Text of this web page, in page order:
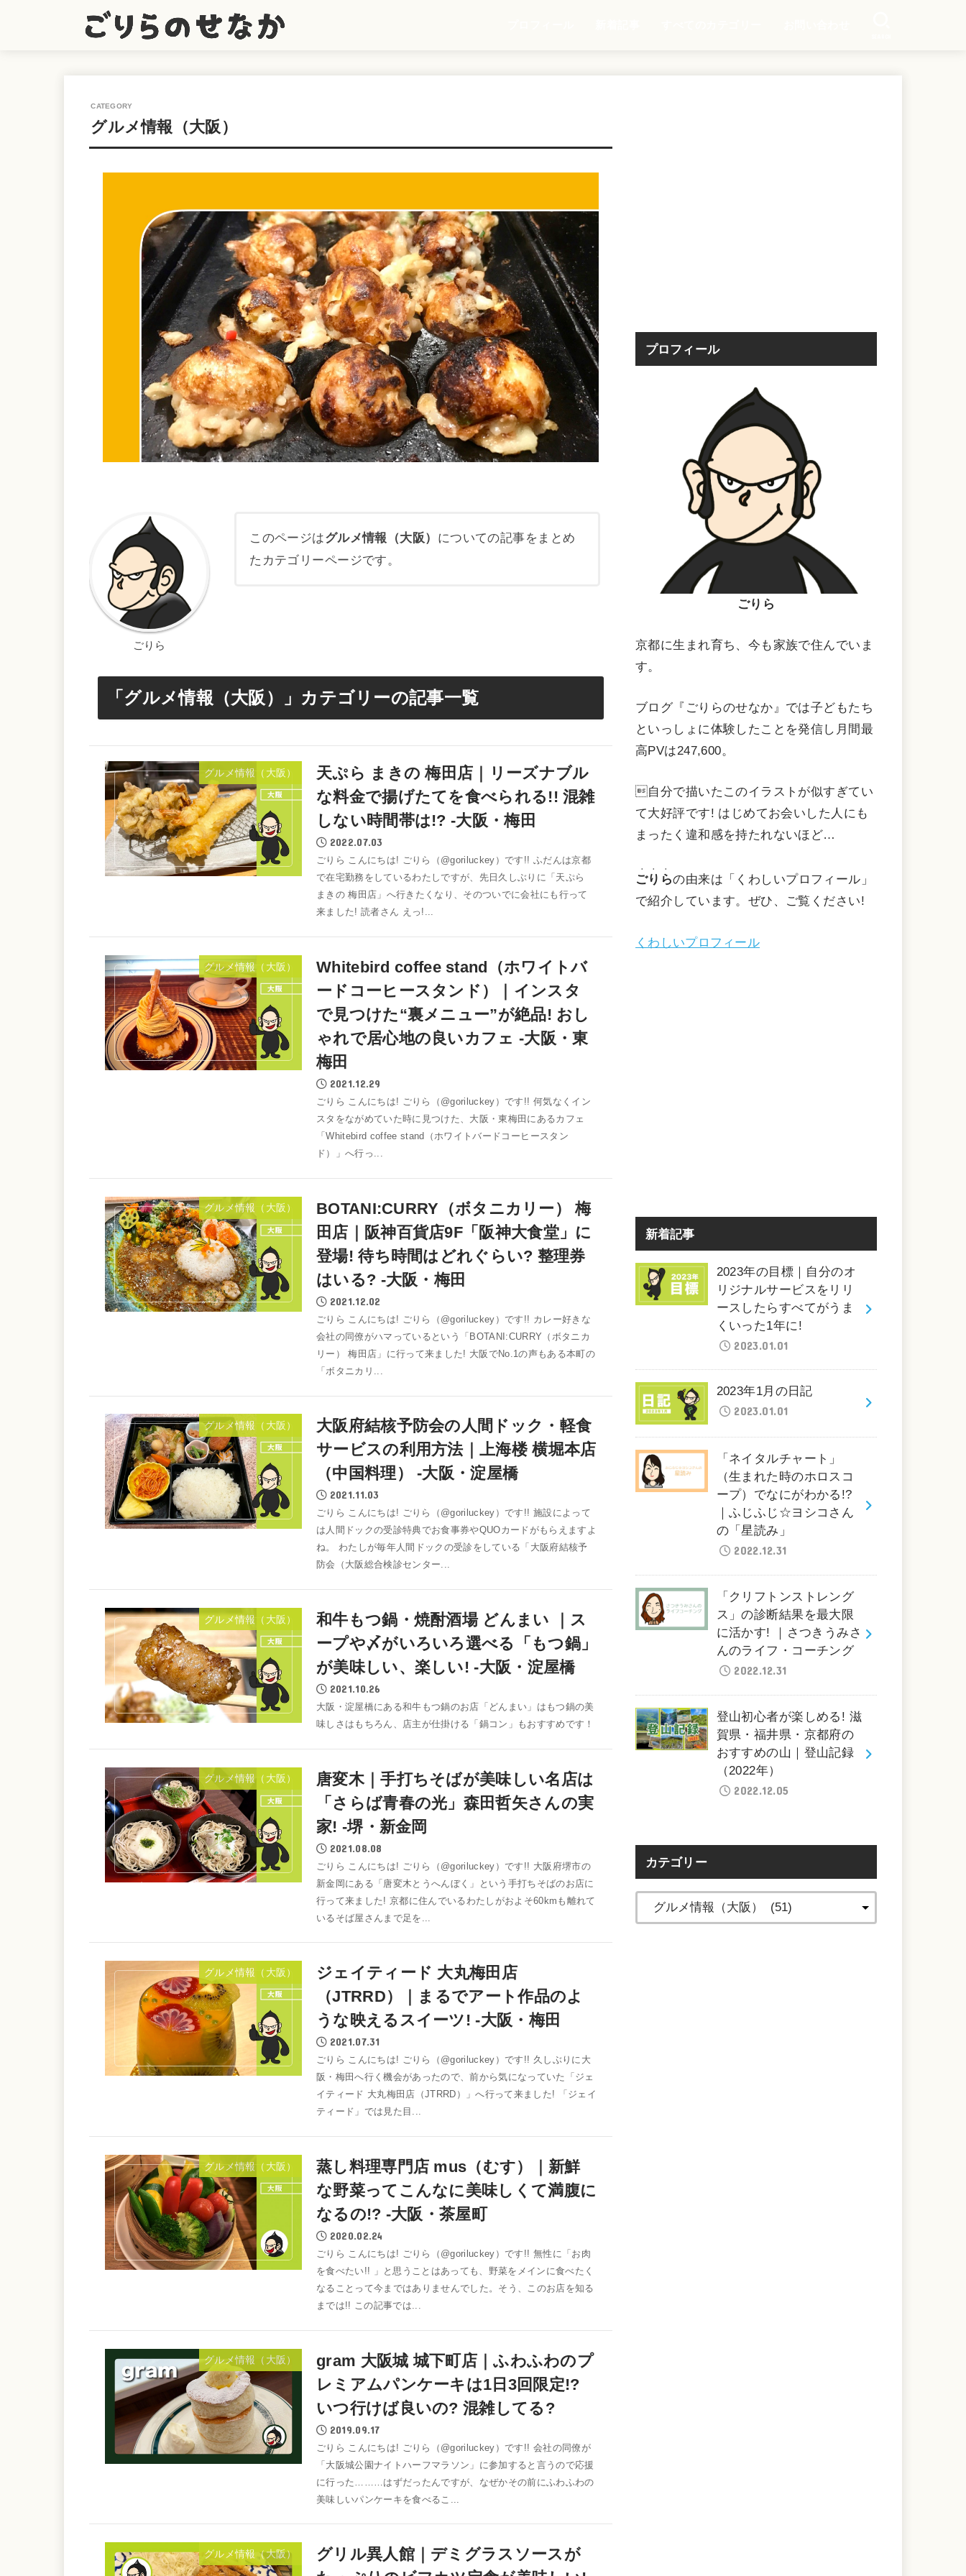
グルメ情報（大阪）
ごりら
このページはグルメ情報（大阪） についての記事をまとめ
たカテゴリーページです。
「グルメ情報（大阪）」カテゴリーの記事一覧
グルメ情報（大阪）
天ぷら まきの 梅田店｜リーズナブル
な料金で揚げたてを食べられる!! 混雑
しない時間帯は!? -大阪・梅田
2022.07.03
ごりら こんにちは! ごりら（@goriluckey）です!! ふだんは京都
で在宅勤務をしているわたしですが、先日久しぶりに「天ぷら
まきの 梅田店」へ行きたくなり、そのついでに会社にも行って
来ました! 読者さん えっ!...
グルメ情報（大阪）
Whitebird coffee stand（ホワイトバ
ードコーヒースタンド）｜インスタ
で見つけた“裏メニュー”が絶品! おし
ゃれで居心地の良いカフェ -大阪・東
梅田
2021.12.29
ごりら こんにちは! ごりら（@goriluckey）です!! 何気なくイン
スタをながめていた時に見つけた、大阪・東梅田にあるカフェ
「Whitebird coffee stand（ホワイトバードコーヒースタン
ド）」へ行っ...
グルメ情報（大阪）
BOTANI:CURRY（ボタニカリー） 梅
田店｜阪神百貨店9F「阪神大食堂」に
登場! 待ち時間はどれぐらい? 整理券
はいる? -大阪・梅田
2021.12.02
ごりら こんにちは! ごりら（@goriluckey）です!! カレー好きな
会社の同僚がハマっているという「BOTANI:CURRY（ボタニカ
リー） 梅田店」に行って来ました! 大阪でNo.1の声もある本町の
「ボタニカリ...
グルメ情報（大阪）
大阪府結核予防会の人間ドック・軽食
サービスの利用方法｜上海楼 横堀本店
（中国料理） -大阪・淀屋橋
2021.11.03
ごりら こんにちは! ごりら（@goriluckey）です!! 施設によって
は人間ドックの受診特典でお食事券やQUOカードがもらえますよ
ね。 わたしが毎年人間ドックの受診をしている「大阪府結核予
防会（大阪総合検診センター...
グルメ情報（大阪）
和牛もつ鍋・焼酎酒場 どんまい ｜ス
ープや〆がいろいろ選べる「もつ鍋」
が美味しい、楽しい! -大阪・淀屋橋
2021.10.26
大阪・淀屋橋にある和牛もつ鍋のお店「どんまい」はもつ鍋の美
味しさはもちろん、店主が仕掛ける「鍋コン」もおすすめです！
グルメ情報（大阪）
唐変木｜手打ちそばが美味しい名店は
「さらば青春の光」森田哲矢さんの実
家! -堺・新金岡
2021.08.08
ごりら こんにちは! ごりら（@goriluckey）です!! 大阪府堺市の
新金岡にある「唐変木とうへんぼく」という手打ちそばのお店に
行って来ました! 京都に住んでいるわたしがおよそ60kmも離れて
いるそば屋さんまで足を...
グルメ情報（大阪）
ジェイティード 大丸梅田店
（JTRRD）｜まるでアート作品のよ
うな映えるスイーツ! -大阪・梅田
2021.07.31
ごりら こんにちは! ごりら（@goriluckey）です!! 久しぶりに大
阪・梅田へ行く機会があったので、前から気になっていた「ジェ
イティード 大丸梅田店（JTRRD）」へ行って来ました! 「ジェイ
ティード」では見た目...
グルメ情報（大阪）
蒸し料理専門店 mus（むす）｜新鮮
な野菜ってこんなに美味しくて満腹に
なるの!? -大阪・茶屋町
2020.02.24
ごりら こんにちは! ごりら（@goriluckey）です!! 無性に「お肉
を食べたい!! 」と思うことはあっても、野菜をメインに食べたく
なることって今まではありませんでした。そう、このお店を知る
までは!! この記事では...
グルメ情報（大阪）
gram 大阪城 城下町店｜ふわふわのプ
レミアムパンケーキは1日3回限定!?
いつ行けば良いの? 混雑してる?
2019.09.17
ごりら こんにちは! ごりら（@goriluckey）です!! 会社の同僚が
「大阪城公園ナイトハーフマラソン」に参加すると言うので応援
に行った………はずだったんですが、なぜかその前にふわふわの
美味しいパンケーキを食べるこ...
グルメ情報（大阪）
グリル異人館｜デミグラスソースが
プロフィール
ごりら
京都に生まれ育ち、今も家族で住んでいま
す。
ブログ『ごりらのせなか』では子どもたち
といっしょに体験したことを発信し月間最
高PVは247,600。
自分で描いたこのイラストが似すぎてい
て大好評です! はじめてお会いした人にも
まったく違和感を持たれないほど…
ごりら
・・・
の由来は「くわしいプロフィール」
で紹介しています。ぜひ、ご覧ください!
くわしいプロフィール
新着記事
2023年の目標｜自分のオ
リジナルサービスをリリ
ースしたらすべてがうま
くいった1年に!
2023.01.01
2023年1月の日記
2023.01.01
「ネイタルチャート」
（生まれた時のホロスコ
ープ）でなにがわかる!?
｜ふじふじ☆ヨシコさん
の「星読み」
2022.12.31
「クリフトンストレング
ス」の診断結果を最大限
に活かす! ｜さつきうみさ
んのライフ・コーチング
2022.12.31
登山初心者が楽しめる! 滋
賀県・福井県・京都府の
おすすめの山｜登山記録
（2022年）
2022.12.05
カテゴリー